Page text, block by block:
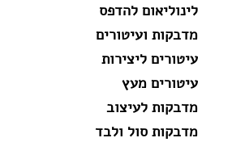
לינוליאום להדפס
מדבקות ועיטורים
עיטורים ליצירות
עיטורים מעץ
מדבקות לעיצוב
מדבקות סול ולבד